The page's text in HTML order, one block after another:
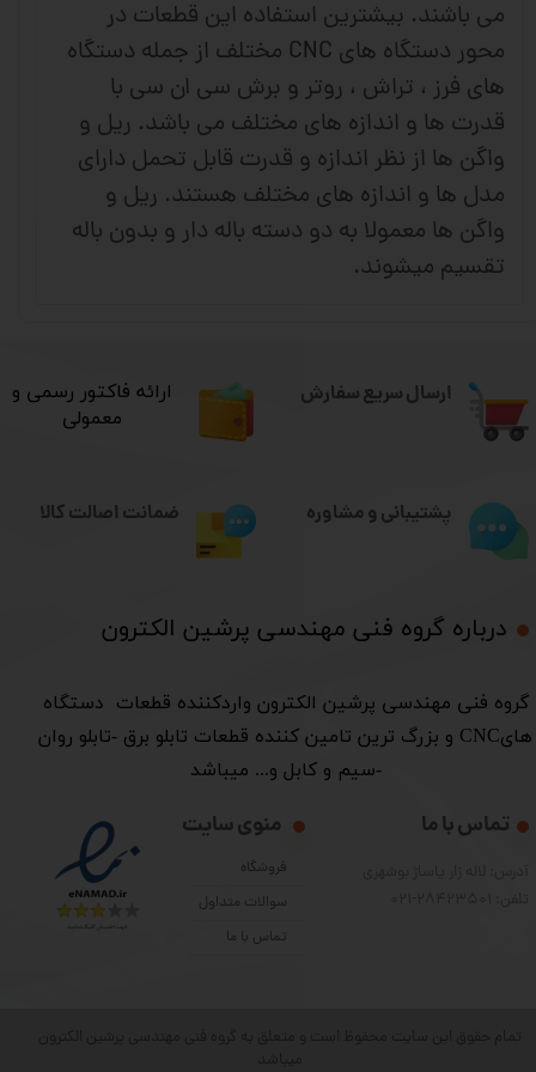
می باشند. بیشترین استفاده این قطعات در
محور دستگاه های CNC مختلف از جمله دستگاه
های فرز ، تراش ، روتر و برش سی ان سی با
قدرت ها و اندازه های مختلف می باشد. ریل و
واگن ها از نظر اندازه و قدرت قابل تحمل دارای
مدل ها و اندازه های مختلف هستند. ریل و
واگن ها معمولا به دو دسته باله دار و بدون باله
تقسیم میشوند.
ارسال سریع سفارش
درباره گروه فنی مهندسی پرشین الکترون​​​​​​​
​گروه فنی مهندسی پرشین الکترون واردکننده قطعات دستگاه
هایCNC و بزرگ ترین تامین کننده قطعات تابلو برق -تابلو روان
-سیم و کابل و... میباشد
منوی سایت
فروشگاه
سوالات متداول
تماس با ما
تماس با ما
​ارائه فاکتور رسمی و
معمولی
پشتیبانی و مشاوره ضمانت اصالت کالا